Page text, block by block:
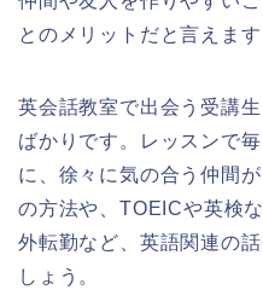
とのメリットだと言えます
英会話教室で出会う受講
ばかりです。レッスンで
に、徐々に気の合う仲間
の方法や、TOEICや英検
外転勤など、英語関連の
しょう。